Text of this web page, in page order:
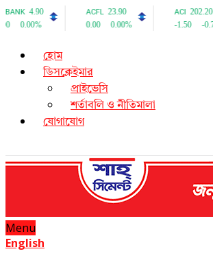
হোম
ডিসক্লেইমার
প্রাইভেসি
শর্তাবলি ও নীতিমালা
যোগাযোগ
Menu
English